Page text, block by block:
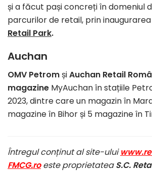
și a făcut pași concreți în domeniul
parcurilor de retail, prin inaugurarea
Retail Park.
Auchan
OMV PetromșiAuchan Retail
magazine MyAuchan în stațiile
2023, dintre care un magazin în
magazine în Bihor și 5 magazine în
Întregul conținut al site-ului
FMCG.roeste proprietateaS.C.